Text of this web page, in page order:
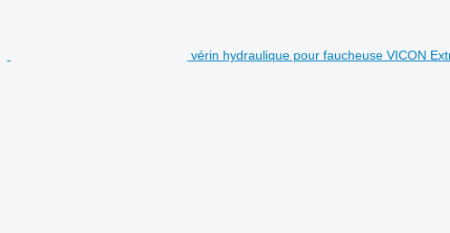
vérin hydraulique pour faucheuse VICON